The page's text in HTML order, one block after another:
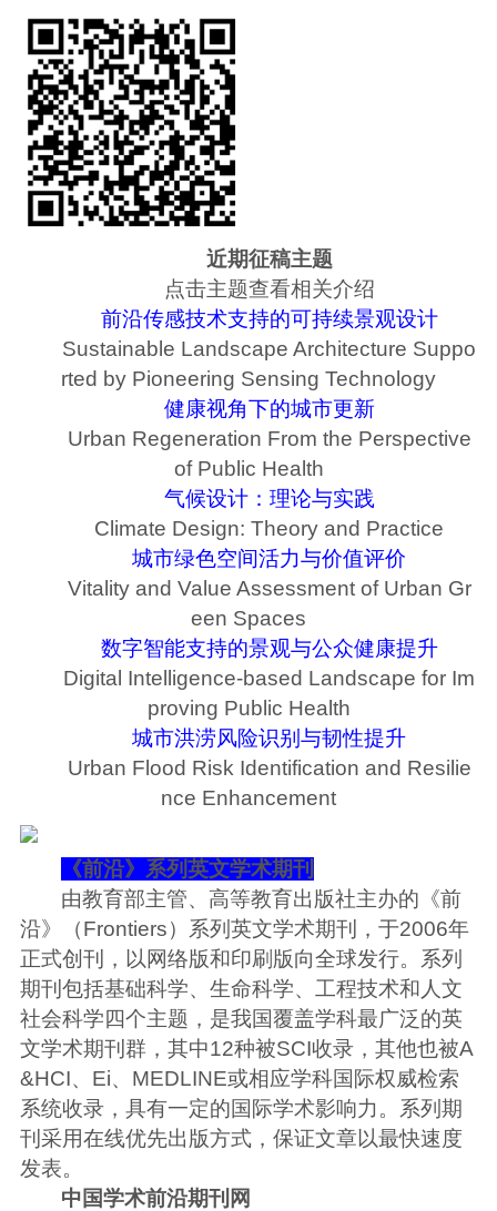
近期征稿主题
点击主题查看相关介绍
前沿传感技术支持的可持续景观设计
Sustainable Landscape Architecture Suppo
rted by Pioneering Sensing Technology
健康视角下的城市更新
Urban Regeneration From the Perspective
of Public Health
气候设计：理论与实践
Climate Design: Theory and Practice
城市绿色空间活力与价值评价
Vitality and Value Assessment of Urban Gr
een Spaces
数字智能支持的景观与公众健康提升
Digital Intelligence-based Landscape for Im
proving Public Health
城市洪涝风险识别与韧性提升
Urban Flood Risk Identification and Resilie
nce Enhancement
《前沿》系列英文学术期刊
由教育部主管、高等教育出版社主办的《前
沿》（Frontiers）系列英文学术期刊，于2006年
正式创刊，以网络版和印刷版向全球发行。系列
期刊包括基础科学、生命科学、工程技术和人文
社会科学四个主题，是我国覆盖学科最广泛的英
文学术期刊群，其中12种被SCI收录，其他也被A
&HCI、Ei、MEDLINE或相应学科国际权威检索
系统收录，具有一定的国际学术影响力。系列期
刊采用在线优先出版方式，保证文章以最快速度
发表。
中国学术前沿期刊网